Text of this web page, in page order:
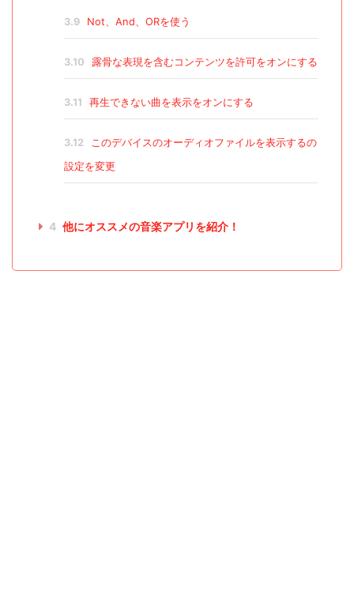
3.9 Not、And、ORを使う
3.10 露骨な表現を含むコンテンツを許可をオンにする
3.11 再生できない曲を表示をオンにする
3.12
このデバイスのオーディオファイルを表示するの
設定を変更
4 他にオススメの音楽アプリを紹介！